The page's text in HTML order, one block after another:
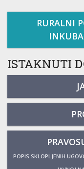
RURALNI
ISTAKNUTI
POPIS SKLOPLJENIH